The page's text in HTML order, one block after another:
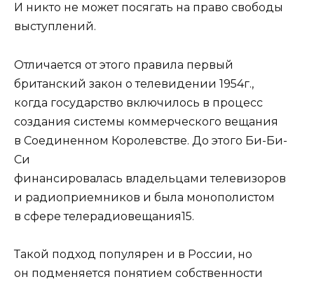
И никто не может посягать на право свободы
выступлений.
Отличается от этого правила первый
британский закон о телевидении 1954г.,
когда государство включилось в процесс
создания системы коммерческого вещания
в Соединенном Королевстве. До этого Би-Би-
Си
финансировалась владельцами телевизоров
и радиоприемников и была монополистом
в сфере телерадиовещания15.
Такой подход популярен и в России, но
он подменяется понятием собственности